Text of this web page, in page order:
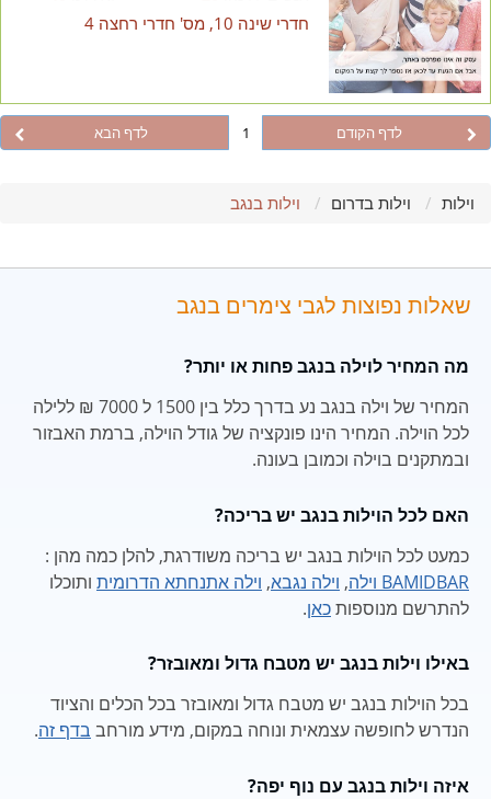
חדרי שינה 10, מס' חדרי רחצה 4
לדף הקודם 1 לדף הבא
וילות וילות בדרום וילות בנגב
שאלות נפוצות לגבי צימרים בנגב
מה המחיר לוילה בנגב פחות או יותר?
המחיר של וילה בנגב נע בדרך כלל בין 1500 ל 7000 ₪ ללילה
לכל הוילה. המחיר הינו פונקציה של גודל הוילה, ברמת האבזור
ובמתקנים בוילה וכמובן בעונה.
האם לכל הוילות בנגב יש בריכה?
כמעט לכל הוילות בנגב יש בריכה משודרגת, להלן כמה מהן :
BAMIDBAR וילה
, וילה נגבא, וילה אתנחתא הדרומית ותוכלו
להתרשם מנוספותכאן.
באילו וילות בנגב יש מטבח גדול ומאובזר?
בכל הוילות בנגב יש מטבח גדול ומאובזר בכל הכלים והציוד
הנדרש לחופשה עצמאית ונוחה במקום, מידע מורחב בדף זה.
איזה וילות בנגב עם נוף יפה?